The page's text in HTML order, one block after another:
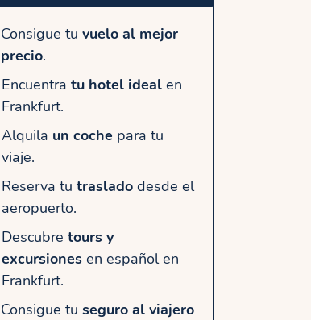
Consigue tu vuelo al mejor
precio.
Encuentratu hotel ideal en
Frankfurt.
Alquila un coche para tu
viaje.
Reserva tu trasladodesde el
aeropuerto.
Descubretours y
excursiones en español en
Frankfurt.
Consigue tu seguro al viajero